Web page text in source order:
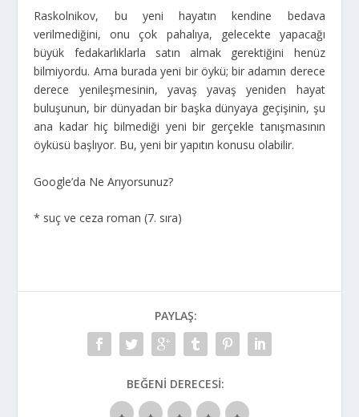
Raskolnikov, bu yeni hayatın kendine bedava
verilmediğini, onu çok pahalıya, gelecekte yapacağı
büyük fedakarlıklarla satın almak gerektiğini henüz
bilmiyordu. Ama burada yeni bir öykü; bir adamın derece
derece yenileşmesinin, yavaş yavaş yeniden hayat
buluşunun, bir dünyadan bir başka dünyaya geçişinin, şu
ana kadar hiç bilmediği yeni bir gerçekle tanışmasının
öyküsü başlıyor. Bu, yeni bir yapıtın konusu olabilir.
Google’da Ne Arıyorsunuz?
* suç ve ceza roman (7. sıra)
PAYLAŞ:
BEĞENI DERECESI: